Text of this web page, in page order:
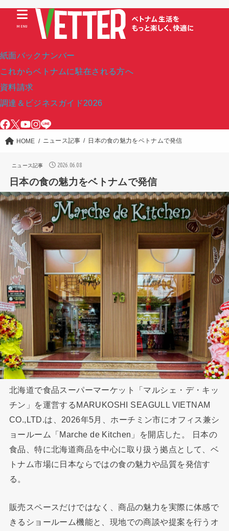
紙面バックナンバー
これからベトナムに駐在される方へ
資料請求
調達＆ビジネスガイド2026
MENU
HOME ニュース記事 日本の食の魅力をベトナムで発信
ニュース記事 2026.06.08
日本の食の魅力をベトナムで発信
北海道で食品スーパーマーケット「マルシェ・デ・キッ
チン」を運営するMARUKOSHI SEAGULL VIETNAM
CO.,LTD.は、2026年5⽉、ホーチミン市にオフィス兼シ
ョールーム「Marche de Kitchen」を開店した。 ⽇本の
⾷品、特に北海道商品を中⼼に取り扱う拠点として、ベ
トナム市場に⽇本ならではの⾷の魅⼒や品質を発信す
る。
販売スペースだけではなく、商品の魅力を実際に体感で
きるショールーム機能と、現地での商談や提案を⾏うオ